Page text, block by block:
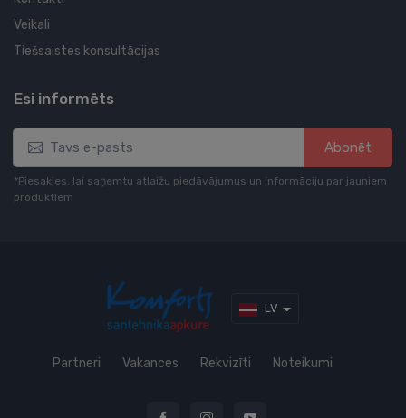
Veikali
Tiešsaistes konsultācijas
Esi informēts
Abonēt
*Piesakies, lai saņemtu atlaižu piedāvājumus un informāciju par jauniem
produktiem
LV
Partneri Vakances Rekvizīti Noteikumi